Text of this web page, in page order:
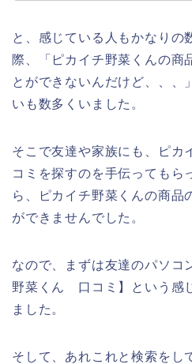
と、感じている人もかなりの
際、「ピカイチ野菜くんの商
とができないんだけど、、、
いも数多くいました。
そこで友達や家族にも、ピカ
コミを探すのを手伝ってもら
ら、ピカイチ野菜くんの商品
ができませんでした。
なので、まずは友達のパソコ
野菜くん 口コミ】という感
ました。
そして、あれこれと検索をし